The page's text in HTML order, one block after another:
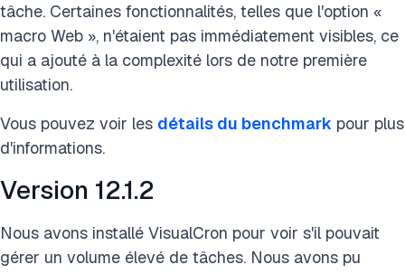
tâche. Certaines fonctionnalités, telles que l'option «
macro Web », n'étaient pas immédiatement visibles, ce
qui a ajouté à la complexité lors de notre première
utilisation.
Vous pouvez voir les détails du benchmark pour plus
d'informations.
Version 12.1.2
Nous avons installé VisualCron pour voir s'il pouvait
gérer un volume élevé de tâches. Nous avons pu